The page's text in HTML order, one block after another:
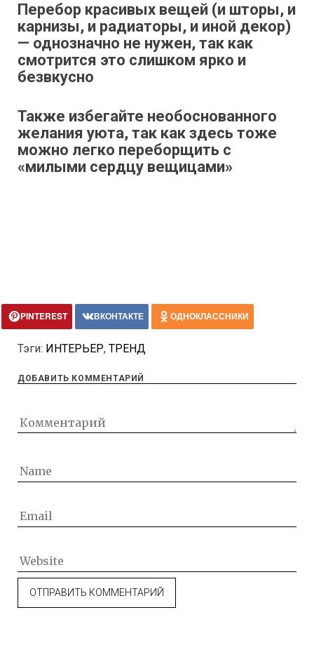
Перебор красивых вещей (и шторы, и
карнизы, и радиаторы, и иной декор)
— однозначно не нужен, так как
смотрится это слишком ярко и
безвкусно
Также избегайте необоснованного
желания уюта, так как здесь тоже
можно легко переборщить с
«милыми сердцу вещицами»
PINTEREST ВКОНТАКТЕ ОДНОКЛАССНИКИ
Тэги: ИНТЕРЬЕР, ТРЕНД
ДОБАВИТЬ КОММЕНТАРИЙ